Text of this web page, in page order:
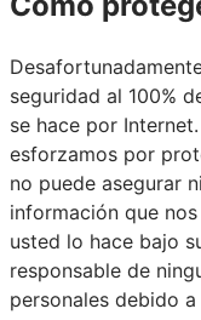
seguridad al 100%
se hace por
esforzamos por
no puede asegurar
información que
usted lo hace bajo
responsable de
personales debido